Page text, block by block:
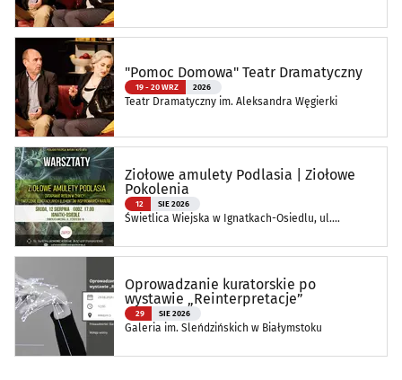
"Pomoc Domowa" Teatr Dramatyczny
19 - 20 WRZ 2026
Teatr Dramatyczny im. Aleksandra Węgierki
Ziołowe amulety Podlasia | Ziołowe
Pokolenia
12 SIE 2026
Świetlica Wiejska w Ignatkach-Osiedlu, ul.
Oprowadzanie kuratorskie po
wystawie „Reinterpretacje”
29 SIE 2026
Galeria im. Sleńdzińskich w Białymstoku